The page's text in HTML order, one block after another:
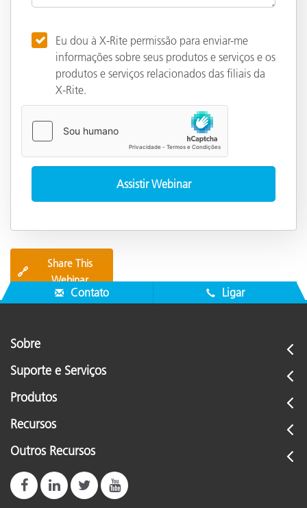
Eu dou à X-Rite permissão para enviar-me
informações sobre seus produtos e serviços e os
produtos e serviços relacionados das filiais da
X-Rite.
🔗
Share This
Webinar
Contato Ligar
Sobre
Suporte e Serviços
Produtos
Recursos
Outros Recursos